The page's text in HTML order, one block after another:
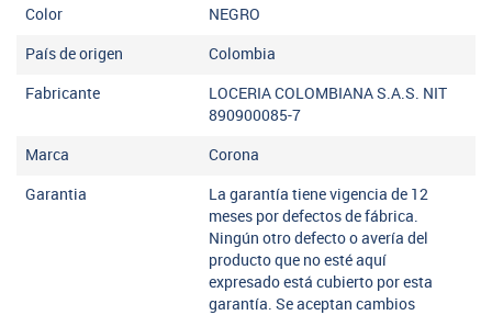
Color NEGRO
País de origen Colombia
Fabricante
LOCERIA COLOMBIANA S.A.S. NIT
890900085-7
Marca Corona
Garantia
La garantía tiene vigencia de 12
meses por defectos de fábrica.
Ningún otro defecto o avería del
producto que no esté aquí
expresado está cubierto por esta
garantía. Se aceptan cambios